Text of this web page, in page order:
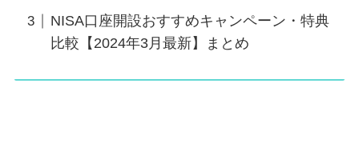
NISA口座開設おすすめキャンペーン・特典
比較【2024年3月最新】まとめ